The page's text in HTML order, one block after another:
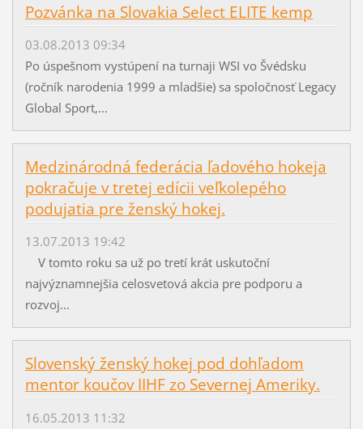
Pozvánka na Slovakia Select ELITE kemp
03.08.2013 09:34
Po úspešnom vystúpení na turnaji WSI vo Švédsku
(ročník narodenia 1999 a mladšie) sa spoločnosť Legacy
Global Sport,...
Medzinárodná federácia ľadového hokeja
pokračuje v tretej edícii veľkolepého
podujatia pre ženský hokej.
13.07.2013 19:42
V tomto roku sa už po tretí krát uskutoční
najvýznamnejšia celosvetová akcia pre podporu a
rozvoj...
Slovenský ženský hokej pod dohľadom
mentor koučov IIHF zo Severnej Ameriky.
16.05.2013 11:32